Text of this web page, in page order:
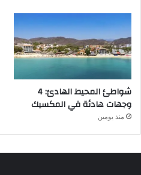
شواطئ المحيط الهادئ: 4
وجهات هادئة في المكسيك
منذ يومين